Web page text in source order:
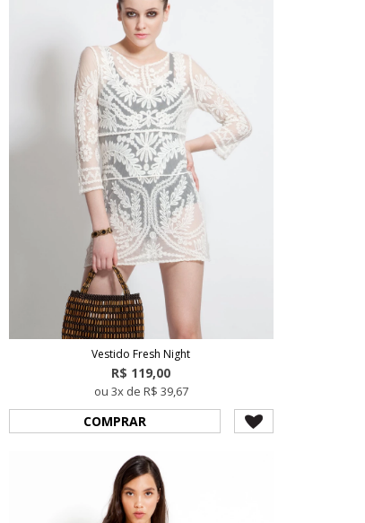
Vestido Fresh Night
R$ 119,00
ou 3x de R$ 39,67
COMPRAR